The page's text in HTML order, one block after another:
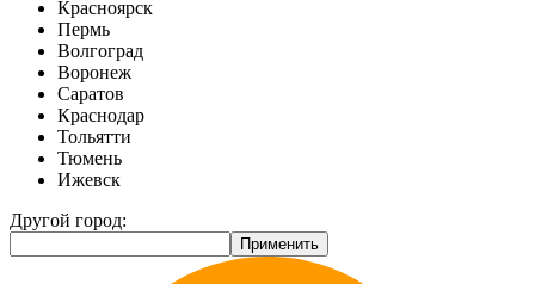
Красноярск
Пермь
Волгоград
Воронеж
Саратов
Краснодар
Тольятти
Тюмень
Ижевск
Другой город: